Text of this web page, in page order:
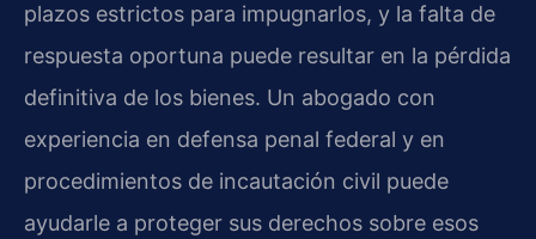
plazos estrictos para impugnarlos, y la falta de
respuesta oportuna puede resultar en la pérdida
definitiva de los bienes. Un abogado con
experiencia en defensa penal federal y en
procedimientos de incautación civil puede
ayudarle a proteger sus derechos sobre esos